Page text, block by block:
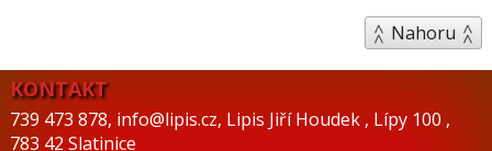
Nahoru
KONTAKT
739 473 878, info@lipis.cz, Lipis Jiří Houdek , Lípy 100 ,
783 42 Slatinice